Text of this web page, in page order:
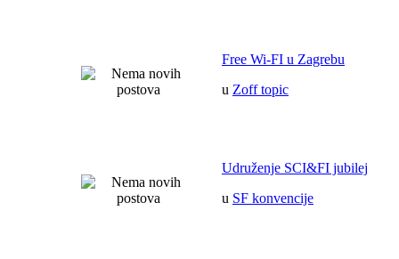
Free Wi-FI u Zagrebu
u Zoff topic
Udruženje SCI&FI jubilej
u SF konvencije